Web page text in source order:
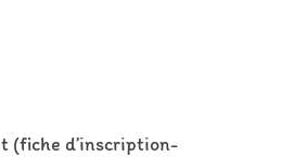
(fiche d’inscription-